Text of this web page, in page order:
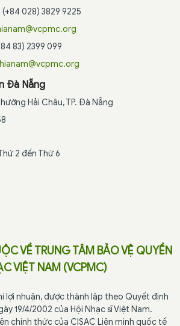
028) 3829 9225
83) 2399 099
Đà Nẵng
Hải Châu, TP. Đà Nẵng
2 đến Thứ 6
VỀ TRUNG TÂM BẢO VỆ QUYỀN
VIỆT NAM (VCPMC)
lợi nhuận, được thành lập theo Quyết định
19/4/2002 của Hội Nhạc sĩ Việt Nam.
chính thức của CISAC Liên minh quốc tế